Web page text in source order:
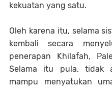
kekuatan yang satu.
Oleh karena itu, selama
kembali secara
penerapan Khilafah,
Selama itu pula, tidak
mampu menyatukan